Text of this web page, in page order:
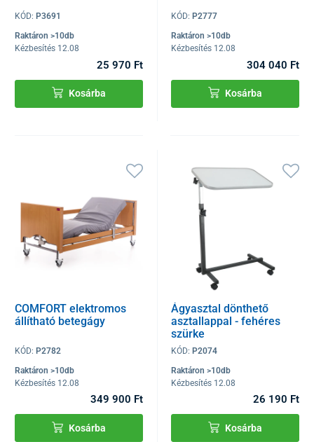
KÓD: P3691
Raktáron >10db
Kézbesítés 12.08
25 970 Ft
Kosárba
KÓD:P2777
Raktáron >10db
Kézbesítés 12.08
304 040 Ft
Kosárba
COMFORT elektromos
állítható betegágy
KÓD: P2782
Raktáron >10db
Kézbesítés 12.08
349 900 Ft
Kosárba
Ágyasztal dönthető
asztallappal - fehéres
szürke
KÓD:P2074
Raktáron >10db
Kézbesítés 12.08
26 190 Ft
Kosárba